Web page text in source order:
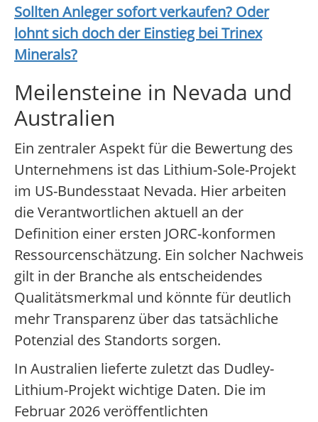
Sollten Anleger sofort verkaufen? Oder
lohnt sich doch der Einstieg beiTrinex
Minerals?
Meilensteine in Nevada und
Australien
Ein zentraler Aspekt für die Bewertung des
Unternehmens ist das Lithium-Sole-Projekt
im US-Bundesstaat Nevada. Hier arbeiten
die Verantwortlichen aktuell an der
Definition einer ersten JORC-konformen
Ressourcenschätzung. Ein solcher Nachweis
gilt in der Branche als entscheidendes
Qualitätsmerkmal und könnte für deutlich
mehr Transparenz über das tatsächliche
Potenzial des Standorts sorgen.
In Australien lieferte zuletzt das Dudley-
Lithium-Projekt wichtige Daten. Die im
Februar 2026 veröffentlichten